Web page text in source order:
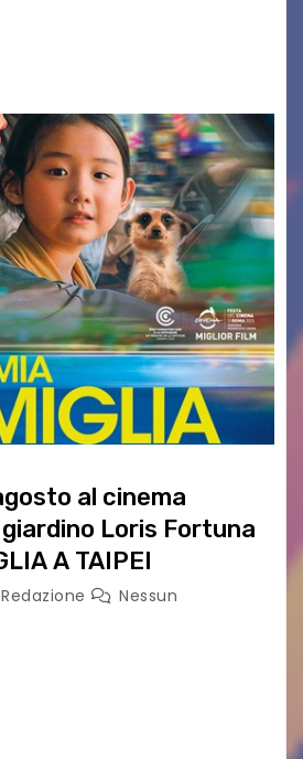
al cinema
giardino Loris Fortuna
A TAIPEI
Redazione
Nessun